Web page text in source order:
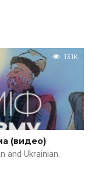
13.1K
(видео)
and Ukrainian.